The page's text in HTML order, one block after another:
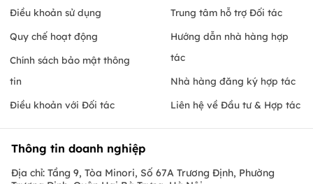
Điều khoản sử dụng
Quy chế hoạt động
Chính sách bảo mật thông
tin
Điều khoản với Đối tác
Trung tâm hỗ trợ Đối tác
Hướng dẫn nhà hàng hợp
tác
Nhà hàng đăng ký hợp tác
Liên hệ về Đầu tư & Hợp tác
Thông tin doanh nghiệp
Địa chỉ: Tầng 9, Tòa Minori, Số 67A Trương Định, Phường